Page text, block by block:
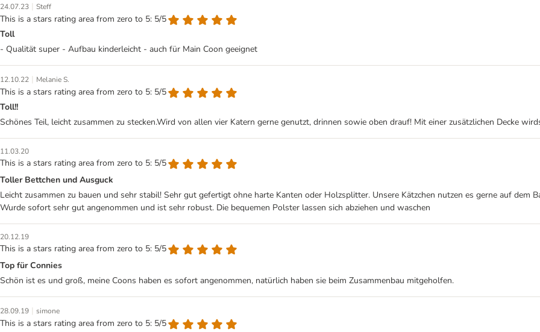
24.07.23 | Steff
This is a stars rating area from zero to 5: 5/5
Toll
- Qualität super - Aufbau kinderleicht - auch für Main Coon geeignet
12.10.22 | Melanie S.
This is a stars rating area from zero to 5: 5/5
Toll!!
Schönes Teil, leicht zusammen zu stecken.Wird von allen vier Katern gerne genutzt, drinnen sowie oben drauf! Mit einer zusätzlichen Decke
11.03.20
This is a stars rating area from zero to 5: 5/5
Toller Bettchen und Ausguck
Leicht zusammen zu bauen und sehr stabil! Sehr gut gefertigt ohne harte Kanten oder Holzsplitter. Unsere Kätzchen nutzen es gerne auf dem
Wurde sofort sehr gut angenommen und ist sehr robust. Die bequemen Polster lassen sich abziehen und waschen
20.12.19
This is a stars rating area from zero to 5: 5/5
Top für Connies
Schön ist es und groß, meine Coons haben es sofort angenommen, natürlich haben sie beim Zusammenbau mitgeholfen.
28.09.19 | simone
This is a stars rating area from zero to 5: 5/5